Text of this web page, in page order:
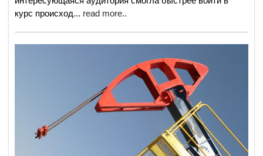
курс происход... read more..